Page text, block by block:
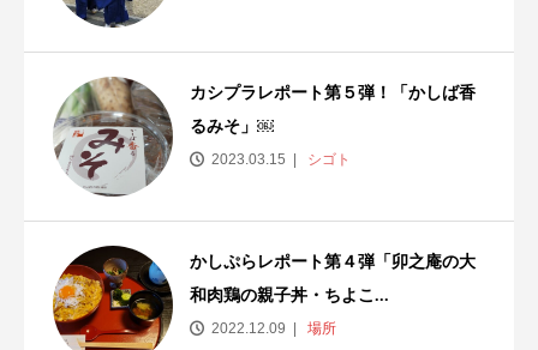
カシプラレポート第５弾！「かしば香
るみそ」￼
2023.03.15 シゴト
かしぷらレポート第４弾「卯之庵の大
和肉鶏の親子丼・ちよこ...
2022.12.09 場所